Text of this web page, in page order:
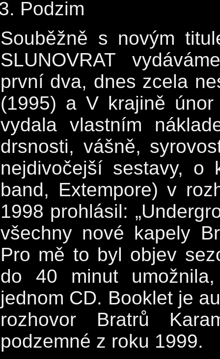
Podzim
Souběžně s novým
SLUNOVRAT
první dva, dnes zcela
(1995) a V krajině
vydala vlastním
drsnosti, vášně,
nejdivočejší sestavy, o
band, Extempore) v
1998 prohlásil:
všechny nové kapely
Pro mě to byl objev
do 40 minut
jednom CD. Booklet je
rozhovor Bratrů
podzemné z roku 1999.